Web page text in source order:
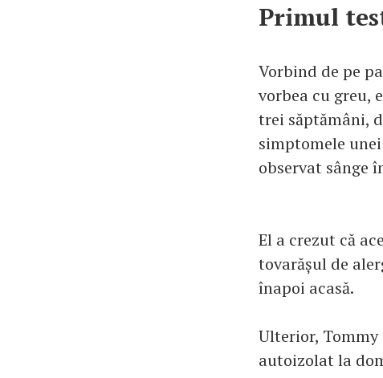
Primul
Vorbind de pe
vorbea cu greu,
trei săptămâni,
simptomele
observat sânge
El a crezut că
tovarășul de
înapoi acasă.
Ulterior,
autoizolat la